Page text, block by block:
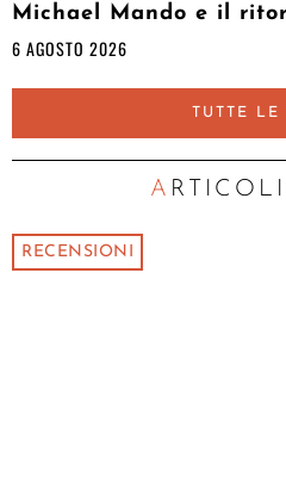
Michael Mando e il
6 AGOSTO 2026
TUTTE LE
RECENSIONI